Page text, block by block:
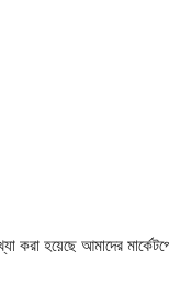
হয়েছে আমাদের